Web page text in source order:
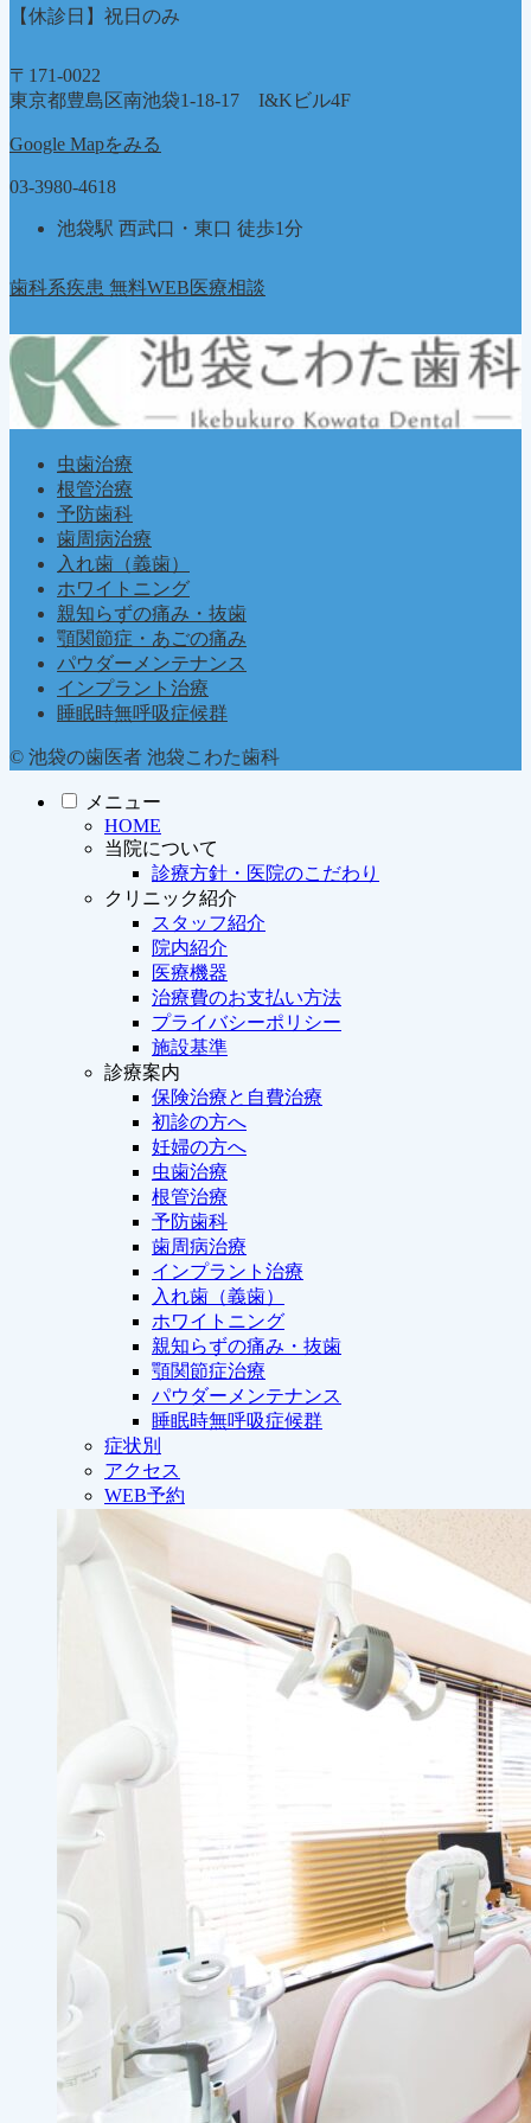
【休診日】祝日のみ
〒171-0022
東京都豊島区南池袋1-18-17 I&Kビル4F
Google Mapをみる
03-3980-4618
池袋駅 西武口・東口 徒歩1分
歯科系疾患 無料WEB医療相談
虫歯治療
根管治療
予防歯科
歯周病治療
入れ歯（義歯）
ホワイトニング
親知らずの痛み・抜歯
顎関節症・あごの痛み
パウダーメンテナンス
インプラント治療
睡眠時無呼吸症候群
© 池袋の歯医者 池袋こわた歯科
メニュー
HOME
当院について
診療方針・医院のこだわり
クリニック紹介
スタッフ紹介
院内紹介
医療機器
治療費のお支払い方法
プライバシーポリシー
施設基準
診療案内
保険治療と自費治療
初診の方へ
妊婦の方へ
虫歯治療
根管治療
予防歯科
歯周病治療
インプラント治療
入れ歯（義歯）
ホワイトニング
親知らずの痛み・抜歯
顎関節症治療
パウダーメンテナンス
睡眠時無呼吸症候群
症状別
アクセス
WEB予約